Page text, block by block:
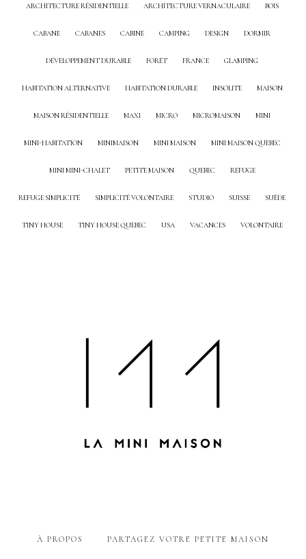
ARCHITECTURE RÉSIDENTIELLE ARCHITECTURE VERNACULAIRE BOIS
CABANE CABANES CABINE CAMPING DESIGN DORMIR
DÉVELOPPEMENT DURABLE FORÊT FRANCE GLAMPING
HABITATION ALTERNATIVE HABITATION DURABLE INSOLITE MAISON
MAISON RÉSIDENTIELLE MAXI MICRO MICROMAISON MINI
MINI-HABITATION MINIMAISON MINI MAISON MINI MAISON QUEBEC
MINI MINI-CHALET PETITE MAISON QUEBEC REFUGE
REFUGE SIMPLICITÉ SIMPLICITÉ VOLONTAIRE STUDIO SUISSE SUÈDE
TINY HOUSE TINY HOUSE QUEBEC USA VACANCES VOLONTAIRE
À PROPOS PARTAGEZ VOTRE PETITE MAISON